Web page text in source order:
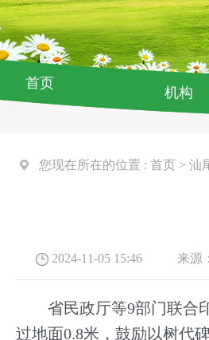
首页
机构
您现在所在的位置 : 首页 > 汕
2024-11-05 15:46 来源
省民政厅等9部门联合印
过地面0.8米，鼓励以树代